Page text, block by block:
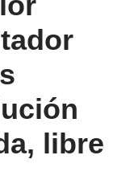
libre